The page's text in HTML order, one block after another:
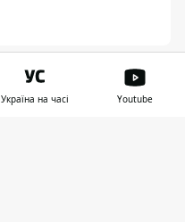
Україна на часі Youtube